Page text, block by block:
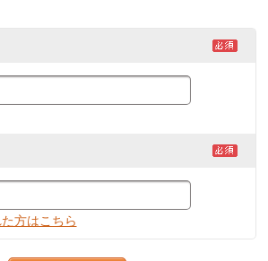
方はこちら